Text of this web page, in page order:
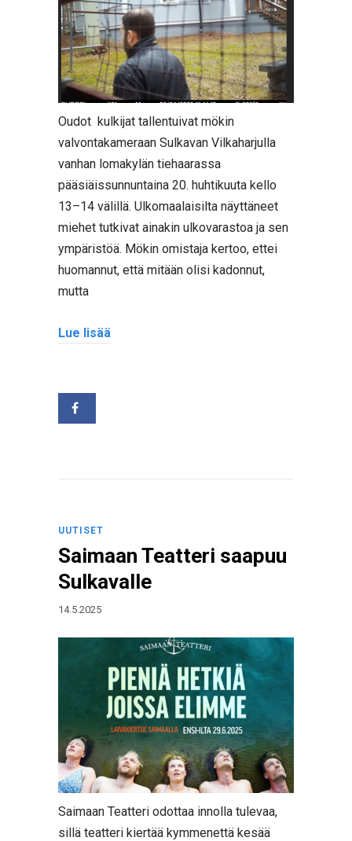
Oudot kulkijat tallentuivat mökin
valvontakameraan Sulkavan Vilkaharjulla
vanhan lomakylän tiehaarassa
pääsiäissunnuntaina 20. huhtikuuta kello
13–14 välillä. Ulkomaalaisilta näyttäneet
miehet tutkivat ainakin ulkovarastoa ja sen
ympäristöä. Mökin omistaja kertoo, ettei
huomannut, että mitään olisi kadonnut,
mutta
Lue lisää
UUTISET
Saimaan Teatteri saapuu
Sulkavalle
14.5.2025
Saimaan Teatteri odottaa innolla tulevaa,
sillä teatteri kiertää kymmenettä kesää